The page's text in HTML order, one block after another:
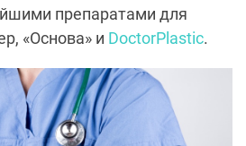
препаратами для
«Основа» и DoctorPlastic.